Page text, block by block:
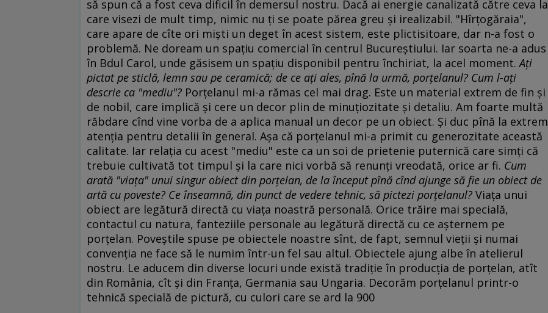
să spun că a fost ceva dificil în demersul nostru. Dacă ai energie canalizată către ceva la
care visezi de mult timp, nimic nu ţi se poate părea greu şi irealizabil. "Hîrţogăraia",
care apare de cîte ori mişti un deget în acest sistem, este plictisitoare, dar n-a fost o
problemă. Ne doream un spaţiu comercial în centrul Bucureştiului. Iar soarta ne-a adus
în Bdul Carol, unde găsisem un spaţiu disponibil pentru închiriat, la acel moment.Aţi
pictat pe sticlă, lemn sau pe ceramică; de ce aţi ales, pînă la urmă, porţelanul? Cum l-aţi
descrie ca "mediu"? Porţelanul mi-a rămas cel mai drag. Este un material extrem de fin şi
de nobil, care implică şi cere un decor plin de minuţiozitate şi detaliu. Am foarte multă
răbdare cînd vine vorba de a aplica manual un decor pe un obiect. Şi duc pînă la extrem
atenţia pentru detalii în general. Aşa că porţelanul mi-a primit cu generozitate această
calitate. Iar relaţia cu acest "mediu" este ca un soi de prietenie puternică care simţi că
trebuie cultivată tot timpul şi la care nici vorbă să renunţi vreodată, orice ar fi. Cum
arată "viaţa" unui singur obiect din porţelan, de la început pînă cînd ajunge să fie un obiect de
artă cu poveste? Ce înseamnă, din punct de vedere tehnic, să pictezi porţelanul? Viaţa unui
obiect are legătură directă cu viaţa noastră personală. Orice trăire mai specială,
contactul cu natura, fanteziile personale au legătură directă cu ce aşternem pe
porţelan. Poveştile spuse pe obiectele noastre sînt, de fapt, semnul vieţii şi numai
convenţia ne face să le numim într-un fel sau altul. Obiectele ajung albe în atelierul
nostru. Le aducem din diverse locuri unde există tradiţie în producţia de porţelan, atît
din România, cît şi din Franţa, Germania sau Ungaria. Decorăm porţelanul printr-o
tehnică specială de pictură, cu culori care se ard la 900